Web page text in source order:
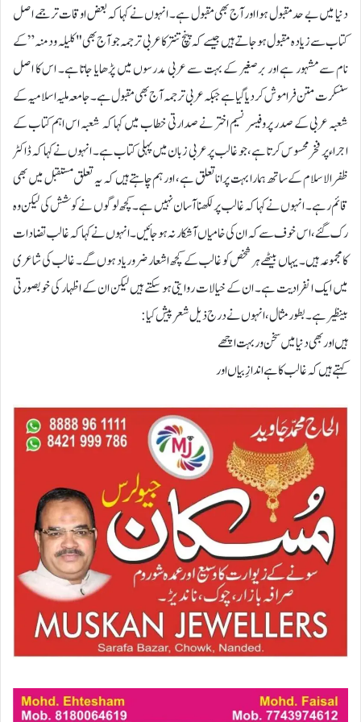
دنیا میں بے حد مقبول ہوا اور آج بھی مقبول ہے۔ انہوں نے کہا کہ بعض اوقات ترجمے اصل
کتاب سے زیادہ مقبول ہو جاتے ہیں جیسے کہ پنچ تنتر کا عربی ترجمہ جو آج بھی "کلیلہ و دمنہ” کے
نام سے مشہور ہے اور برصغیر کے بہت سے عربی مدرسوں میں پڑھایا جاتا ہے۔ اس کا اصل
سنسکرت متن فراموش کر دیا گیا ہے جبکہ عربی ترجمہ آج بھی مقبول ہے۔جامعہ ملیہ اسلامیہ کے
شعبہ عربی کے صدر پروفیسر نسیم اختر نے صدارتی خطاب میں کہا کہ شعبہ اس اہم کتاب کے
اجراء پر فخر محسوس کرتا ہے، جو غالب پر عربی زبان میں پہلی کتاب ہے۔ انہوں نے کہا کہ ڈاکٹر
ظفر الاسلام کے ساتھ ہمارا بہت پرانا تعلق ہے، اور ہم چاہتے ہیں کہ یہ تعلق مستقبل میں بھی
قائم رہے۔ انہوں نے کہا کہ غالب پر لکھنا آسان نہیں ہے۔ کچھ لوگوں نے کوشش کی لیکن وہ
رک گئے، اس خوف سے کہ ان کی خامیاں آشکار نہ ہو جائیں۔ انہوں نے کہا کہ غالب تضادات
کا مجموعہ ہیں۔ یہاں بیٹھے ہر شخص کو غالب کے کچھ اشعار ضرور یاد ہوں گے۔ غالب کی شاعری
میں ایک ا نفرادیت ہے۔ ان کے خیالات روایتی ہو سکتے ہیں لیکن ان کے اظہار کی خوبصورتی
بینظیر ہے۔بطور مثال، انہوں نے درج ذیل شعر پیش کیا:
ہیں اور بھی دنیا میں سخن ور بہت اچھے
کہتے ہیں کہ غالب کا ہے اندازِ بیاں اور